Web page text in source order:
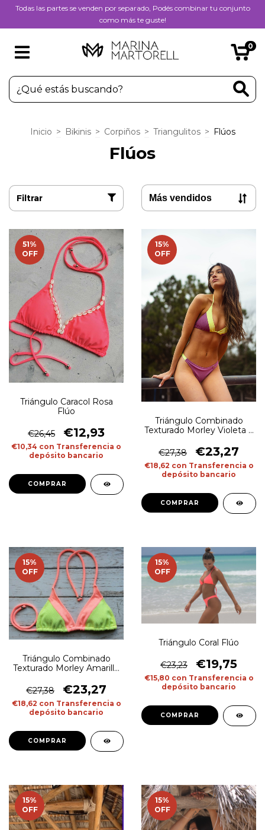
Todas las partes se venden por separado, Podés combinar tu conjunto
como más te guste!
0
Inicio > Bikinis > Corpiños > Triangulitos > Flúos
Flúos
Filtrar
51%
OFF
Triángulo Caracol Rosa
Flúo
€26,45 €12,93
€10,34 con Transferencia o
depósito bancario
COMPRAR
15%
OFF
Triángulo Combinado
Texturado Morley Violeta y
€27,38
€23,27
€18,62 con Transferencia o
depósito bancario
COMPRAR
15%
OFF
Triángulo Combinado
Texturado Morley Amarillo
€27,38
€23,27
€18,62 con Transferencia o
depósito bancario
COMPRAR
15%
OFF
Triángulo Coral Flúo
€23,23 €19,75
€15,80 con Transferencia o
depósito bancario
COMPRAR
15%
OFF
15%
OFF